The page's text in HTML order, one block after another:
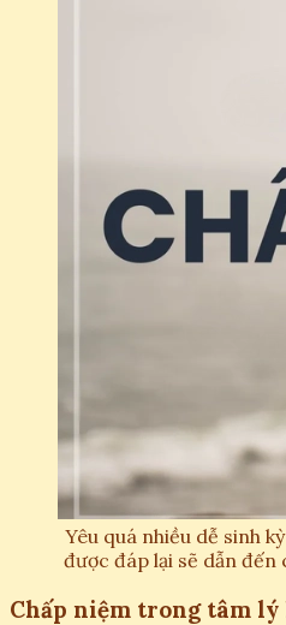
Yêu quá nhiều dễ sinh
được đáp lại sẽ dẫn đến
Chấp niệm trong tâm lý